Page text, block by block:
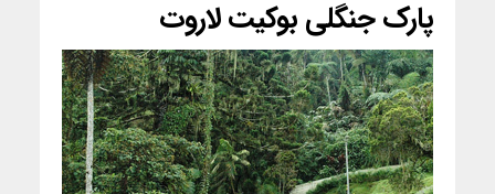
پارک جنگلی بوکیت لاروت